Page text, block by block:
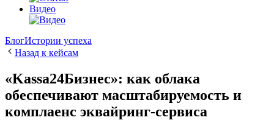
Видео
БлогИстории успеха
Назад к кейсам
«Kassa24Бизнес»: как облака
обеспечивают масштабируемость и
комплаенс эквайринг-сервиса